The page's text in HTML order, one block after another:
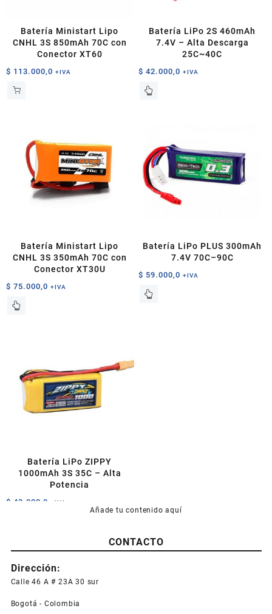
Batería Ministart Lipo
CNHL 3S 850mAh 70C con
Conector XT60
$ 113.000,0 +IVA
Batería LiPo 2S 460mAh
7.4V – Alta Descarga
25C~40C
$ 42.000,0 +IVA
Batería Ministart Lipo
CNHL 3S 350mAh 70C con
Conector XT30U
$ 75.000,0 +IVA
Batería LiPo PLUS 300mAh
7.4V 70C–90C
$ 59.000,0 +IVA
Batería LiPo ZIPPY
1000mAh 3S 35C – Alta
Potencia
$ 43.000,0 +IVA
Añade tu contenido aquí
CONTACTO
Dirección:
Calle 46 A # 23A 30 sur
Bogotá - Colombia